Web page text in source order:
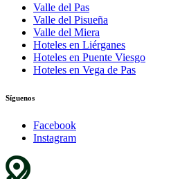
Valle del Pas
Valle del Pisueña
Valle del Miera
Hoteles en Liérganes
Hoteles en Puente Viesgo
Hoteles en Vega de Pas
Síguenos
Facebook
Instagram